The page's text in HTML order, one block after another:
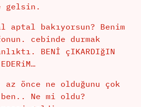
gelsin.
aptal bakıyorsun? Benim
cebinde durmak
BENİ çIKARDIğIN
önce ne olduğunu çok
Ne mi oldu?